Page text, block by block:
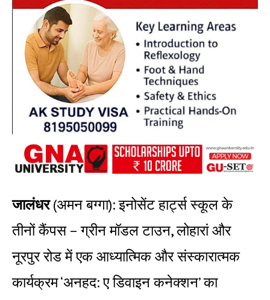
जालंधर(अमन बग्गा): इनोसेंट हार्ट्स स्कूल के
तीनों कैंपस – ग्रीन मॉडल टाउन, लोहारां और
नूरपुर रोड में एक आध्यात्मिक और संस्कारात्मक
कार्यक्रम ‘अनहद: ए डिवाइन कनेक्शन’ का